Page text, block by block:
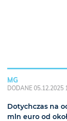
MG
DODANE 05.12.2025
Dotychczas na
mln euro od